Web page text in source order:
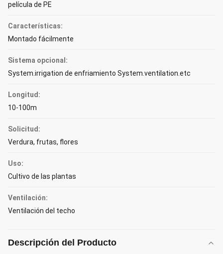
película de PE
Características:
Montado fácilmente
Sistema opcional:
System.irrigation de enfriamiento System.ventilation.etc
Longitud:
10-100m
Solicitud:
Verdura, frutas, flores
Uso:
Cultivo de las plantas
Ventilación:
Ventilación del techo
Descripción del Producto